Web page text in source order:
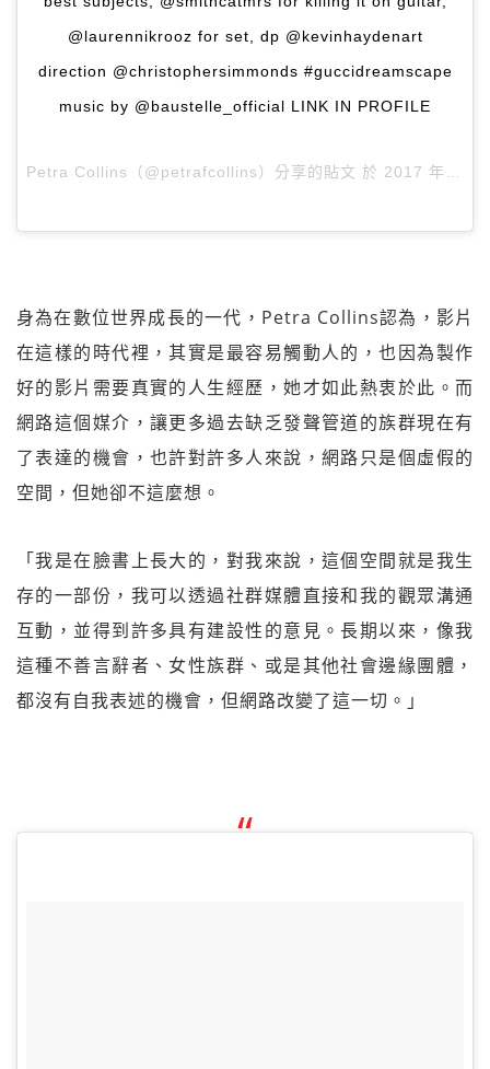
@laurennikrooz for set, dp @kevinhaydenart
direction @christophersimmonds #guccidreamscape
music by @baustelle_official LINK IN PROFILE
Petra Collins（@petrafcollins）分享的貼文 於 2017 年 2月 月 23 11:12上午 PST
身為在數位世界成長的一代，Petra Collins認為，影片
在這樣的時代裡，其實是最容易觸動人的，也因為製作
好的影片需要真實的人生經歷，她才如此熱衷於此。而
網路這個媒介，讓更多過去缺乏發聲管道的族群現在有
了表達的機會，也許對許多人來說，網路只是個虛假的
空間，但她卻不這麼想。
「我是在臉書上長大的，對我來說，這個空間就是我生
存的一部份，我可以透過社群媒體直接和我的觀眾溝通
互動，並得到許多具有建設性的意見。長期以來，像我
這種不善言辭者、女性族群、或是其他社會邊緣團體，
都沒有自我表述的機會，但網路改變了這一切。」